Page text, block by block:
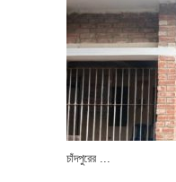
চাঁদপুরের ...